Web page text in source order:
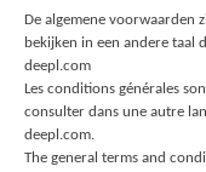
De algemene voorwaarden
bekijken in een andere taal
deepl.com
Les conditions générales
consulter dans une autre
deepl.com.
The general terms and